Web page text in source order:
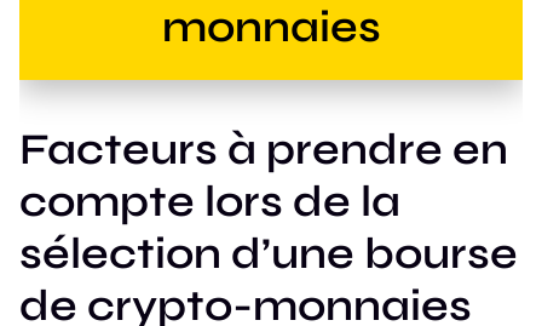
monnaies
Facteurs à prendre en
compte lors de la
sélection d’une bourse
de crypto-monnaies